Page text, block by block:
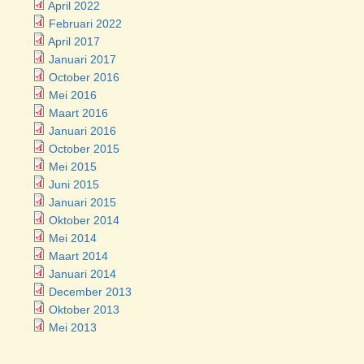
April 2022
Februari 2022
April 2017
Januari 2017
October 2016
Mei 2016
Maart 2016
Januari 2016
October 2015
Mei 2015
Juni 2015
Januari 2015
Oktober 2014
Mei 2014
Maart 2014
Januari 2014
December 2013
Oktober 2013
Mei 2013